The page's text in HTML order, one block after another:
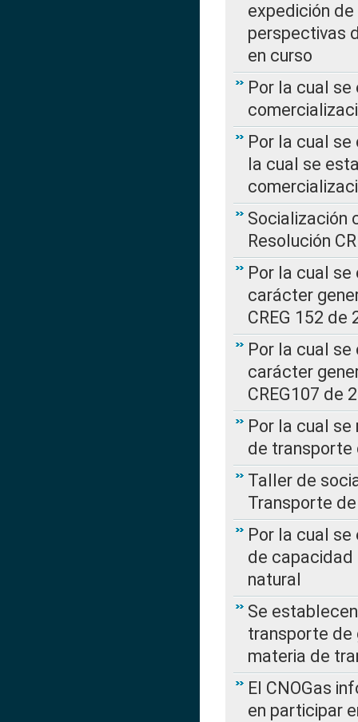
expedición de
perspectivas
en curso
Por la cual
Por la cual se
la cual se
Socialización
Resolución
Por la cual
carácter
CREG 152 de
Por la cual
carácter
CREG107 de
Por la cual
de transporte
Taller de
Transporte
Por la cual
de capacidad
natural
Se
transporte de
materia de
El CNOGas
en participar